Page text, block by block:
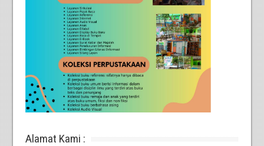
Alamat Kami :